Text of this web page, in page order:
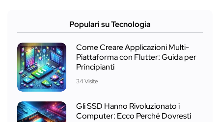
Populari su Tecnologia
Come Creare Applicazioni Multi-
Piattaforma con Flutter: Guida per
Principianti
34 Visite
Gli SSD Hanno Rivoluzionato i
Computer: Ecco Perché Dovresti